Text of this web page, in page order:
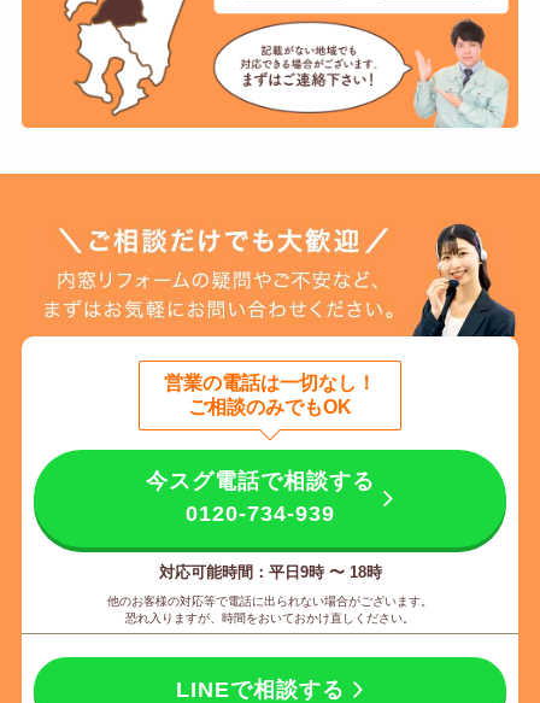
営業の電話は一切なし ！
ご相談のみでもOK
今スグ電話で相談する
0120-734-939
対応可能時間：平日9時 〜 18時
他のお客様の対応等で電話に出られない場合がございます。
恐れ入りますが、時間をおいておかけ直しください。
LINEで相談する